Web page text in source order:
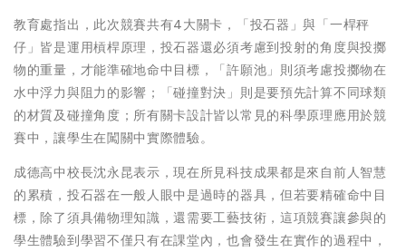
教育處指出，此次競賽共有4大關卡，「投石器」與「一桿秤
仔」皆是運用槓桿原理，投石器還必須考慮到投射的角度與投擲
物的重量，才能準確地命中目標，「許願池」則須考慮投擲物在
水中浮力與阻力的影響；「碰撞對決」則是要預先計算不同球類
的材質及碰撞角度；所有關卡設計皆以常見的科學原理應用於競
賽中，讓學生在闖關中實際體驗。
成德高中校長沈永昆表示，現在所見科技成果都是來自前人智慧
的累積，投石器在一般人眼中是過時的器具，但若要精確命中目
標，除了須具備物理知識，還需要工藝技術，這項競賽讓參與的
學生體驗到學習不僅只有在課堂內，也會發生在實作的過程中，